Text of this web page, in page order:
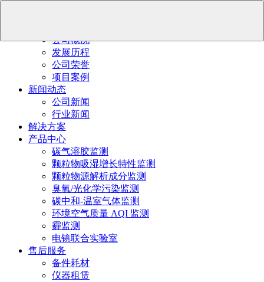
公司概况
发展历程
公司荣誉
项目案例
新闻动态
公司新闻
行业新闻
解决方案
产品中心
碳气溶胶监测
颗粒物吸湿增长特性监测
颗粒物源解析成分监测
臭氧/光化学污染监测
碳中和-温室气体监测
环境空气质量 AQI 监测
霾监测
电镜联合实验室
售后服务
备件耗材
仪器租赁